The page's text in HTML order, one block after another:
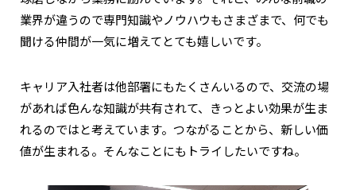
業界が違うので専門知識やノウハウもさまざまで、何でも
聞ける仲間が一気に増えてとても嬉しいです。
キャリア入社者は他部署にもたくさんいるので、交流の場
があれば色んな知識が共有されて、きっとよい効果が生ま
れるのではと考えています。つながることから、新しい価
値が生まれる。そんなことにもトライしたいですね。